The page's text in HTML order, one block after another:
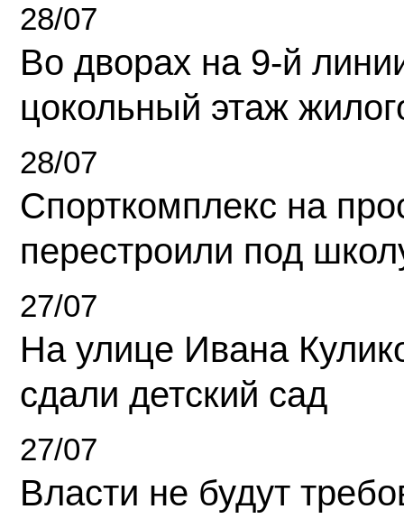
28/07
Во дворах на 9-й
цокольный этаж
28/07
Спорткомплекс на
перестроили под
27/07
На улице Ивана
сдали детский сад
27/07
Власти не будут